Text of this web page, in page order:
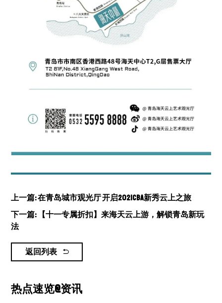
上一篇: 在青岛城市观光厅 开启2021CBA新秀云上之旅
下一篇: 【十一专属折扣】来海天云上游，解锁青岛新玩
法
返回列表
热点速览@资讯